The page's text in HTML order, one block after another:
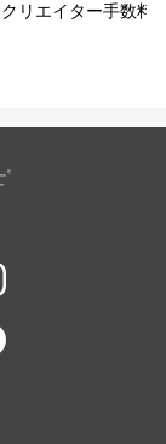
クリエイター手数料